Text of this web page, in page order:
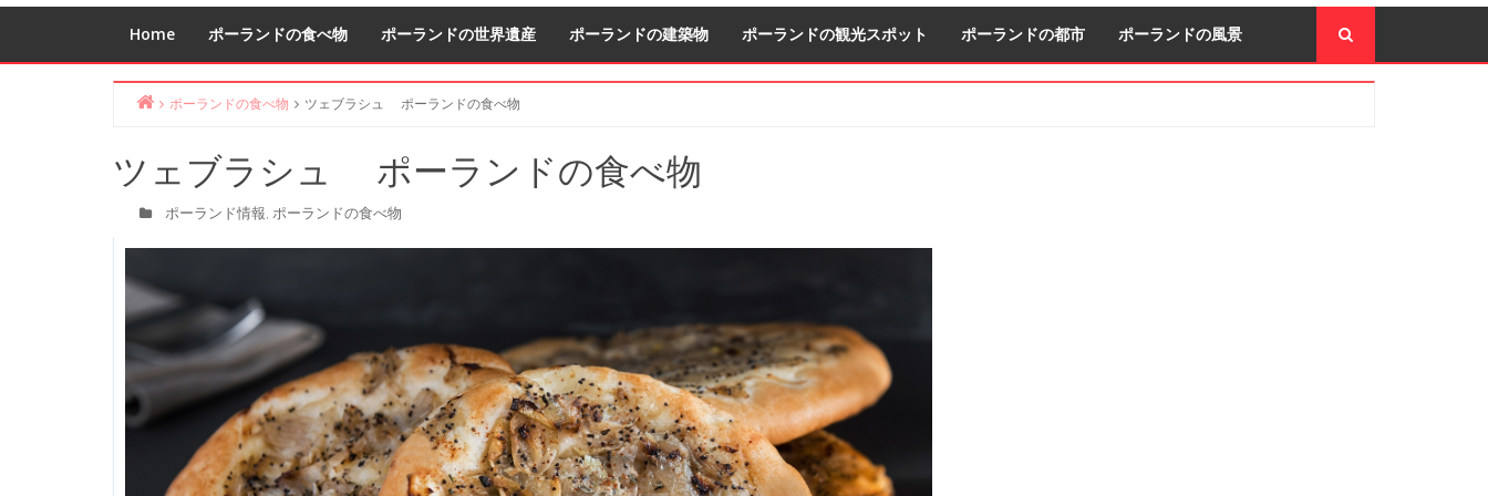
Home ポーランドの食べ物 ポーランドの世界遺産 ポーランドの建築物 ポーランドの観光スポット ポーランドの都市 ポーランドの風景
ポーランドの食べ物 ツェブラシュ ポーランドの食べ物
ツェブラシュ ポーランドの食べ物
ポーランド情報, ポーランドの食べ物